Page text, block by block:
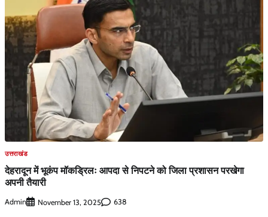
उत्तराखंड
देहरादून में भूकंप मॉकड्रिलः आपदा से निपटने को जिला प्रशासन परखेगा
अपनी तैयारी
Admin November 13, 2025 638